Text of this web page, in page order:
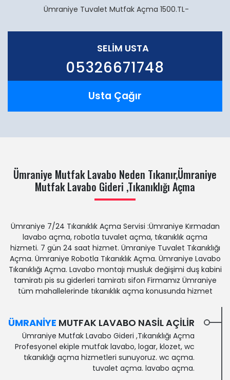
Ümraniye Tuvalet Mutfak Açma 1500.TL-
SELIM USTA
05326671748
Usta Çağır
Ümraniye Mutfak Lavabo Neden Tıkanır,Ümraniye
Mutfak Lavabo Gideri ,Tıkanıklığı Açma
Ümraniye 7/24 Tıkanıklık Açma Servisi :Ümraniye Kırmadan
lavabo açma, robotla tuvalet açma, tıkanıklık açma
hizmeti. 7 gün 24 saat hizmet. Ümraniye Tuvalet Tıkanıklığı
Açma. Ümraniye Robotla Tıkanıklık Açma. Ümraniye Lavabo
Tıkanıklığı Açma. Lavabo montajı musluk değişimi duş kabini
tamiratı pis su giderleri tamiratı sifon Firmamız Ümraniye
tüm mahallelerinde tıkanıklık açma konusunda hizmet
ÜMRANIYE MUTFAK LAVABO NASIL AÇILIR
Ümraniye Mutfak Lavabo Gideri ,Tıkanıklığı Açma
Profesyonel ekiple mutfak lavabo, logar, klozet, wc
tıkanıklığı açma hizmetleri sunuyoruz. wc açma.
tuvalet açma. lavabo açma.